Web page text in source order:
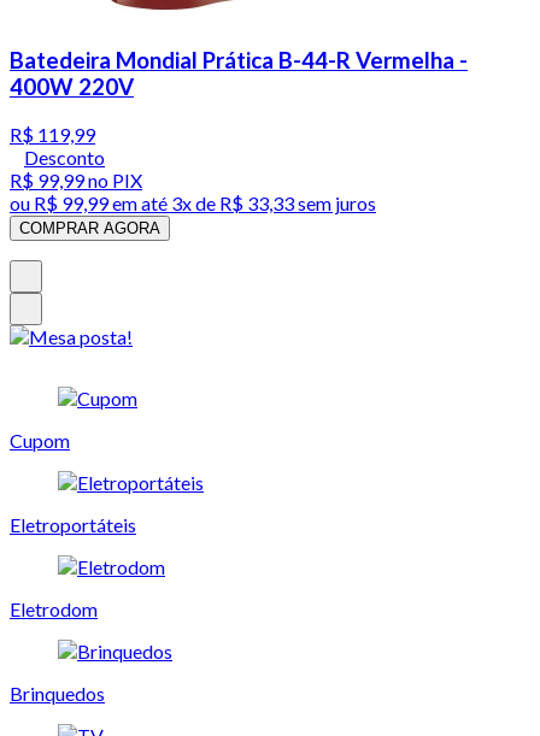
Batedeira Mondial Prática B-44-R Vermelha -
400W 220V
R$ 119,99
Desconto
R$ 99,99no PIX
ou R$ 99,99em até 3x de R$ 33,33 sem juros
COMPRAR AGORA
Cupom
Eletroportáteis
Eletrodom
Brinquedos